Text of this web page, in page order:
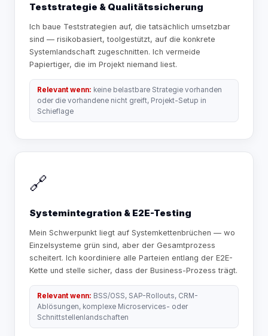
Teststrategie & Qualitätssicherung
Ich baue Teststrategien auf, die tatsächlich umsetzbar
sind — risikobasiert, toolgestützt, auf die konkrete
Systemlandschaft zugeschnitten. Ich vermeide
Papiertiger, die im Projekt niemand liest.
Relevant wenn: keine belastbare Strategie vorhanden
oder die vorhandene nicht greift, Projekt-Setup in
Schieflage
🔗
Systemintegration & E2E-Testing
Mein Schwerpunkt liegt auf Systemkettenbrüchen — wo
Einzelsysteme grün sind, aber der Gesamtprozess
scheitert. Ich koordiniere alle Parteien entlang der E2E-
Kette und stelle sicher, dass der Business-Prozess trägt.
Relevant wenn: BSS/OSS, SAP-Rollouts, CRM-
Ablösungen, komplexe Microservices- oder
Schnittstellenlandschaften